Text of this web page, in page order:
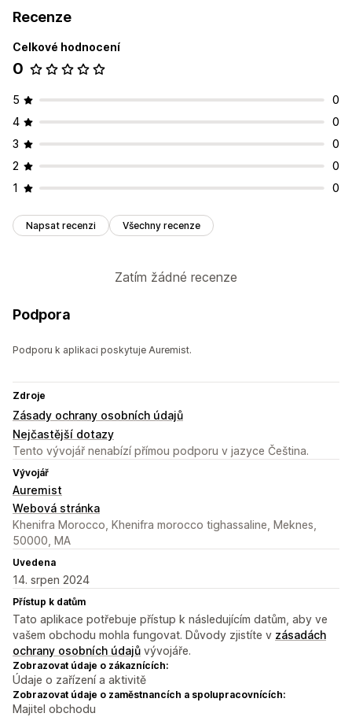
Velikost
Pozice ikon
Stránka pokladny
Recenze
Celkové hodnocení
0
5
0
4
0
3
0
2
0
1
0
Napsat recenzi Všechny recenze
Zatím žádné recenze
Podpora
Podporu k aplikaci poskytuje Auremist.
Zdroje
Zásady ochrany osobních údajů
Nejčastější dotazy
Tento vývojář nenabízí přímou podporu v jazyce Čeština.
Vývojář
Auremist
Webová stránka
Khenifra Morocco, Khenifra morocco tighassaline, Meknes,
50000, MA
Uvedena
14. srpen 2024
Přístup k datům
Tato aplikace potřebuje přístup k následujícím datům, aby ve
vašem obchodu mohla fungovat. Důvody zjistíte v zásadách
ochrany osobních údajů vývojáře.
Zobrazovat údaje o zákaznících:
Údaje o zařízení a aktivitě
Zobrazovat údaje o zaměstnancích a spolupracovnících:
Majitel obchodu